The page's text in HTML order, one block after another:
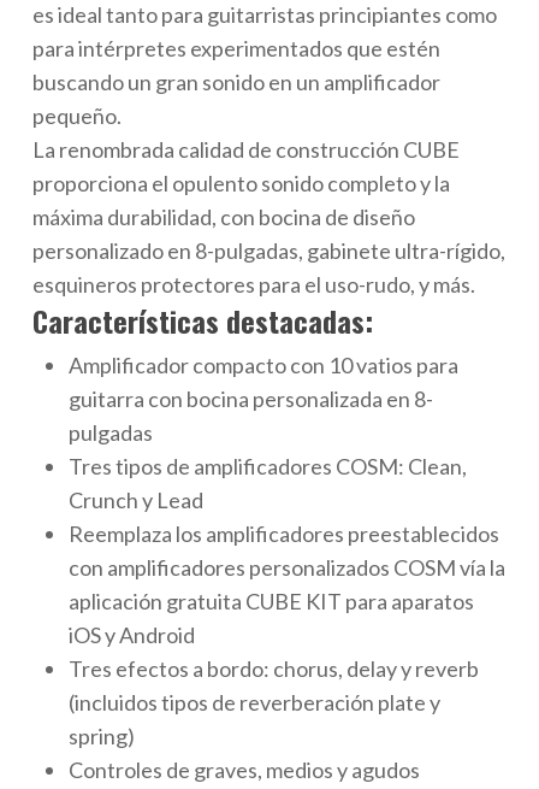
es ideal tanto para guitarristas principiantes como
para intérpretes experimentados que estén
buscando un gran sonido en un amplificador
pequeño.
La renombrada calidad de construcción CUBE
proporciona el opulento sonido completo y la
máxima durabilidad, con bocina de diseño
personalizado en 8-pulgadas, gabinete ultra-rígido,
esquineros protectores para el uso-rudo, y más.
Características destacadas:
Amplificador compacto con 10 vatios para
guitarra con bocina personalizada en 8-
pulgadas
Tres tipos de amplificadores COSM: Clean,
Crunch y Lead
Reemplaza los amplificadores preestablecidos
con amplificadores personalizados COSM vía la
aplicación gratuita CUBE KIT para aparatos
iOS y Android
Tres efectos a bordo: chorus, delay y reverb
(incluidos tipos de reverberación plate y
spring)
Controles de graves, medios y agudos